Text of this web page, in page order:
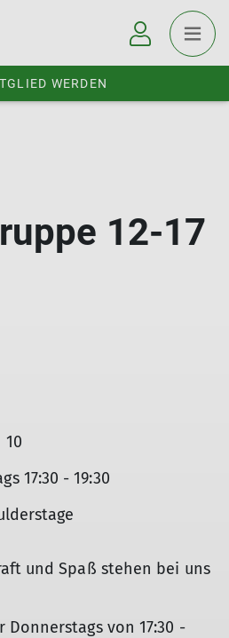
WERDEN
12-17
10
17:30 - 19:30
und Spaß stehen bei uns
von 17:30 -